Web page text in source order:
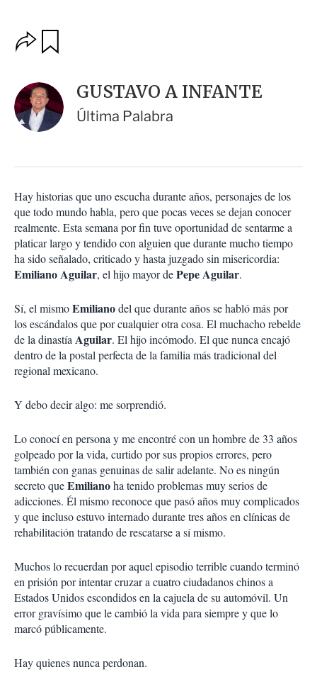
O
p
o
n
e
s
c
m
p
a
t
i
r
a
r
GUSTAVO A INFANTE
Última Palabra
Hay historias que uno escucha durante años, personajes de los
que todo mundo habla, pero que pocas veces se dejan conocer
realmente. Esta semana por fin tuve oportunidad de sentarme a
platicar largo y tendido con alguien que durante mucho tiempo
ha sido señalado, criticado y hasta juzgado sin misericordia:
Emiliano Aguilar, el hijo mayor dePepe Aguilar.
Sí, el mismoEmilianodel que durante años se habló más por
los escándalos que por cualquier otra cosa. El muchacho rebelde
de la dinastía Aguilar. El hijo incómodo. El que nunca encajó
dentro de la postal perfecta de la familia más tradicional del
regional mexicano.
Y debo decir algo: me sorprendió.
Lo conocí en persona y me encontré con un hombre de 33 años
golpeado por la vida, curtido por sus propios errores, pero
también con ganas genuinas de salir adelante. No es ningún
secreto queEmilianoha tenido problemas muy serios de
adicciones. Él mismo reconoce que pasó años muy complicados
y que incluso estuvo internado durante tres años en clínicas de
rehabilitación tratando de rescatarse a sí mismo.
Muchos lo recuerdan por aquel episodio terrible cuando terminó
en prisión por intentar cruzar a cuatro ciudadanos chinos a
Estados Unidos escondidos en la cajuela de su automóvil. Un
error gravísimo que le cambió la vida para siempre y que lo
marcó públicamente.
Hay quienes nunca perdonan.